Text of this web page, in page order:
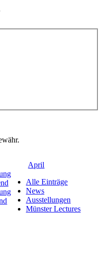
April
Alle Einträge
News
Ausstellungen
Münster Lectures